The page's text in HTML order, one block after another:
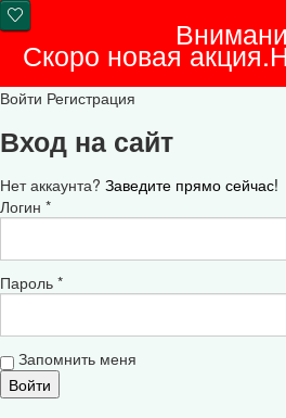
Скоро новая
Войти Регистрация
Вход на сайт
Нет аккаунта? Заведите прямо сейчас!
Логин *
Пароль *
Запомнить меня